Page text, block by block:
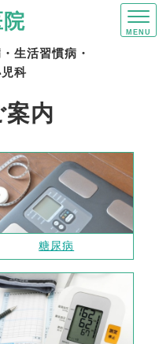
生活習慣病・
科
案内
糖尿病